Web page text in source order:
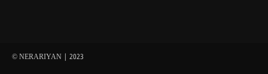
© NERARIYAN | 2023